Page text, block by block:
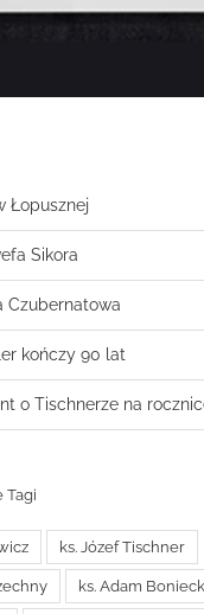
Łopusznej
Sikora
Czubernatowa
kończy 90 lat
o Tischnerze na
Tagi
ks. Józef Tischner
ks. Adam